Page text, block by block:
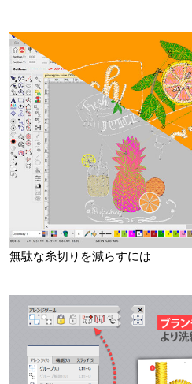
無駄な糸切りを減らすには